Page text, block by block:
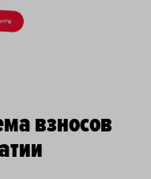
взносов